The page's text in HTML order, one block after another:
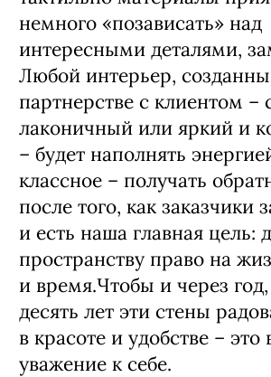
немного «позависать» над
интересными деталями,
Любой интерьер,
партнерстве с клиентом
лаконичный или яркий и
– будет наполнять
классное – получать
после того, как заказчики
и есть наша главная цель:
пространству право на
и время.Чтобы и через
десять лет эти стены
в красоте и удобстве – это
уважение к себе.